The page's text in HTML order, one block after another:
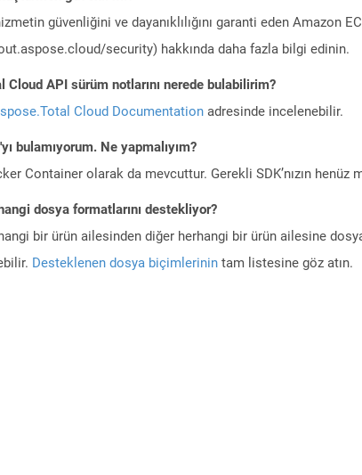
güvenliğini ve dayanıklılığını garanti eden Amazon
security) hakkında daha fazla bilgi edinin.
Cloud API sürüm notlarını nerede bulabilirim?
Cloud Documentation adresinde incelenebilir.
bulamıyorum. Ne yapmalıyım?
Container olarak da mevcuttur. Gerekli SDK’nızın
dosya formatlarını destekliyor?
bir ürün ailesinden diğer herhangi bir ürün ailesine dosya
Desteklenen dosya biçimlerinin tam listesine göz atın.